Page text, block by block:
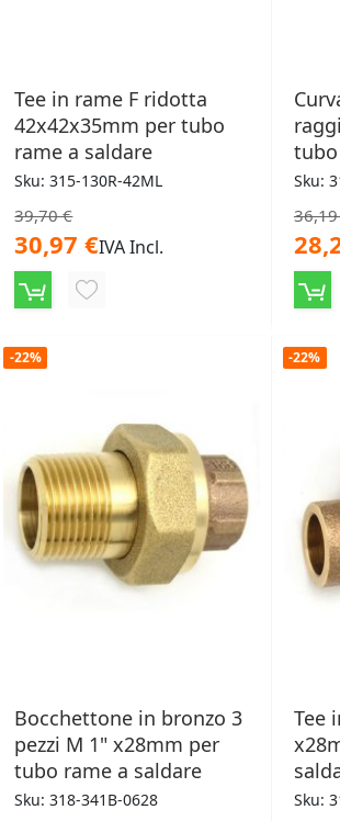
Tee in rame F ridotta
42x42x35mm per tubo
rame a saldare
Sku: 315-130R-42ML
39,70 €
30,97 €IVA Incl.
AGGIUNGI
Sku:
-22%
Bocchettone in bronzo 3
pezzi M 1" x28mm per
tubo rame a saldare
Sku: 318-341B-0628
-22%
Tee
Sku: